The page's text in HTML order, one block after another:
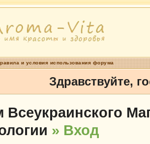
и условия использования форума
Здравствуйте,
» Вход